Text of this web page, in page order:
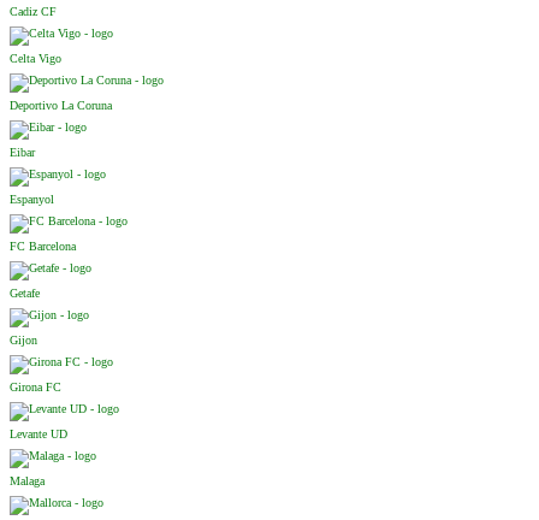
Cadiz CF
Celta Vigo
Deportivo La Coruna
Eibar
Espanyol
FC Barcelona
Getafe
Gijon
Girona FC
Levante UD
Malaga